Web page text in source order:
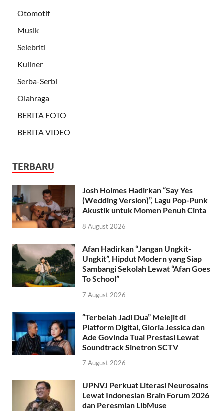
Otomotif
Musik
Selebriti
Kuliner
Serba-Serbi
Olahraga
BERITA FOTO
BERITA VIDEO
TERBARU
Josh Holmes Hadirkan “Say Yes
(Wedding Version)”, Lagu Pop-Punk
Akustik untuk Momen Penuh Cinta
8 August 2026
Afan Hadirkan “Jangan Ungkit-
Ungkit”, Hipdut Modern yang Siap
Sambangi Sekolah Lewat “Afan Goes
To School”
7 August 2026
“Terbelah Jadi Dua” Melejit di
Platform Digital, Gloria Jessica dan
Ade Govinda Tuai Prestasi Lewat
Soundtrack Sinetron SCTV
7 August 2026
UPNVJ Perkuat Literasi Neurosains
Lewat Indonesian Brain Forum 2026
dan Peresmian LibMuse